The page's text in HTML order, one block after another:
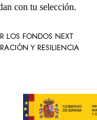
con tu selección.
LOS FONDOS NEXT
Y RESILIENCIA